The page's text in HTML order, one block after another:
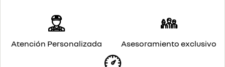
Atención Personalizada Asesoramiento exclusivo